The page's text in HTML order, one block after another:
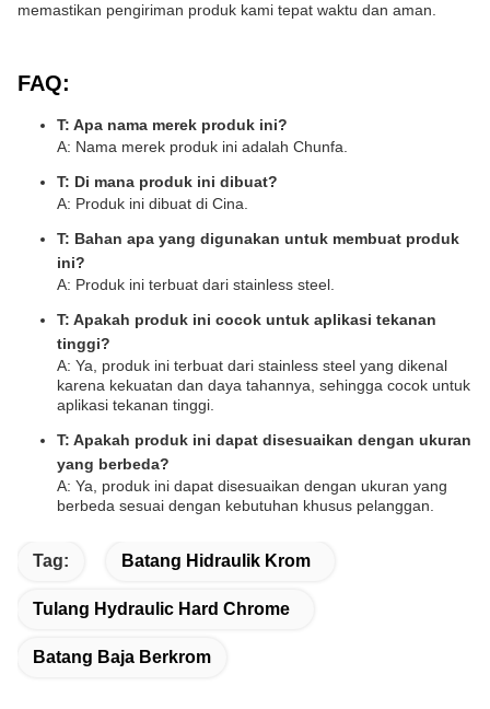
memastikan pengiriman produk kami tepat waktu dan aman.
FAQ:
T: Apa nama merek produk ini?
A: Nama merek produk ini adalah Chunfa.
T: Di mana produk ini dibuat?
A: Produk ini dibuat di Cina.
T: Bahan apa yang digunakan untuk membuat produk
ini?
A: Produk ini terbuat dari stainless steel.
T: Apakah produk ini cocok untuk aplikasi tekanan
tinggi?
A: Ya, produk ini terbuat dari stainless steel yang dikenal
karena kekuatan dan daya tahannya, sehingga cocok untuk
aplikasi tekanan tinggi.
T: Apakah produk ini dapat disesuaikan dengan ukuran
yang berbeda?
A: Ya, produk ini dapat disesuaikan dengan ukuran yang
berbeda sesuai dengan kebutuhan khusus pelanggan.
Tag: Batang Hidraulik Krom
Tulang Hydraulic Hard Chrome
Batang Baja Berkrom